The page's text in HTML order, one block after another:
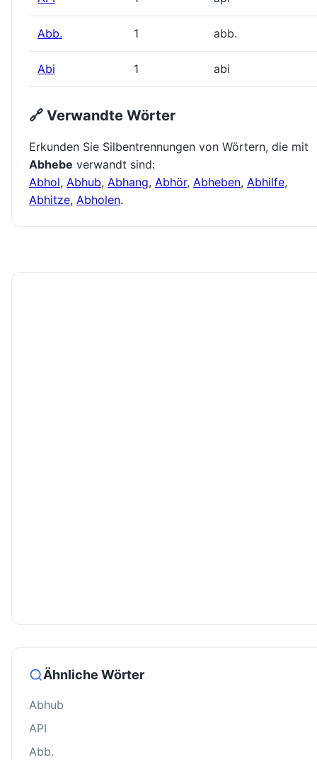
Abb. 1 abb.
Abi 1 abi
🔗 Verwandte Wörter
Erkunden Sie Silbentrennungen von Wörtern, die mit
Abhebe verwandt sind:
Abhol, Abhub, Abhang, Abhör, Abheben, Abhilfe,
Abhitze, Abholen.
Ähnliche Wörter
Abhub
API
Abb.